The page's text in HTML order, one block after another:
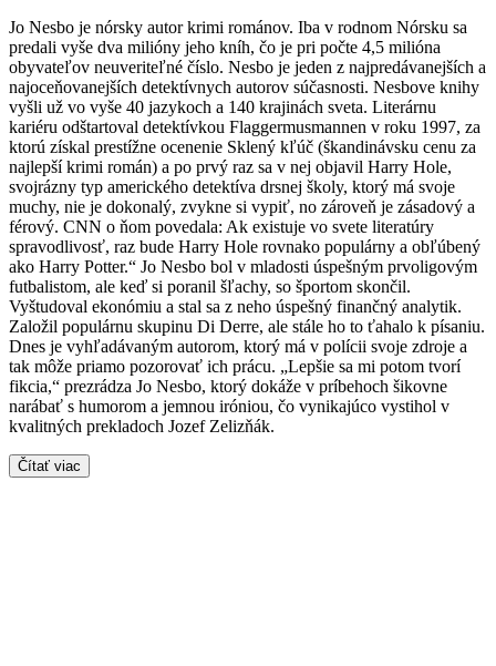
Jo Nesbo je nórsky autor krimi románov. Iba v rodnom Nórsku sa
predali vyše dva milióny jeho kníh, čo je pri počte 4,5 milióna
obyvateľov neuveriteľné číslo. Nesbo je jeden z najpredávanejších a
najoceňovanejších detektívnych autorov súčasnosti. Nesbove knihy
vyšli už vo vyše 40 jazykoch a 140 krajinách sveta. Literárnu
kariéru odštartoval detektívkou Flaggermusmannen v roku 1997, za
ktorú získal prestížne ocenenie Sklený kľúč (škandinávsku cenu za
najlepší krimi román) a po prvý raz sa v nej objavil Harry Hole,
svojrázny typ amerického detektíva drsnej školy, ktorý má svoje
muchy, nie je dokonalý, zvykne si vypiť, no zároveň je zásadový a
férový. CNN o ňom povedala: Ak existuje vo svete literatúry
spravodlivosť, raz bude Harry Hole rovnako populárny a obľúbený
ako Harry Potter.“ Jo Nesbo bol v mladosti úspešným prvoligovým
futbalistom, ale keď si poranil šľachy, so športom skončil.
Vyštudoval ekonómiu a stal sa z neho úspešný finančný analytik.
Založil populárnu skupinu Di Derre, ale stále ho to ťahalo k písaniu.
Dnes je vyhľadávaným autorom, ktorý má v polícii svoje zdroje a
tak môže priamo pozorovať ich prácu. „Lepšie sa mi potom tvorí
fikcia,“ prezrádza Jo Nesbo, ktorý dokáže v príbehoch šikovne
narábať s humorom a jemnou iróniou, čo vynikajúco vystihol v
kvalitných prekladoch Jozef Zelizňák.
Čítať viac